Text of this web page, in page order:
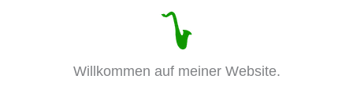
Willkommen auf meiner Website.